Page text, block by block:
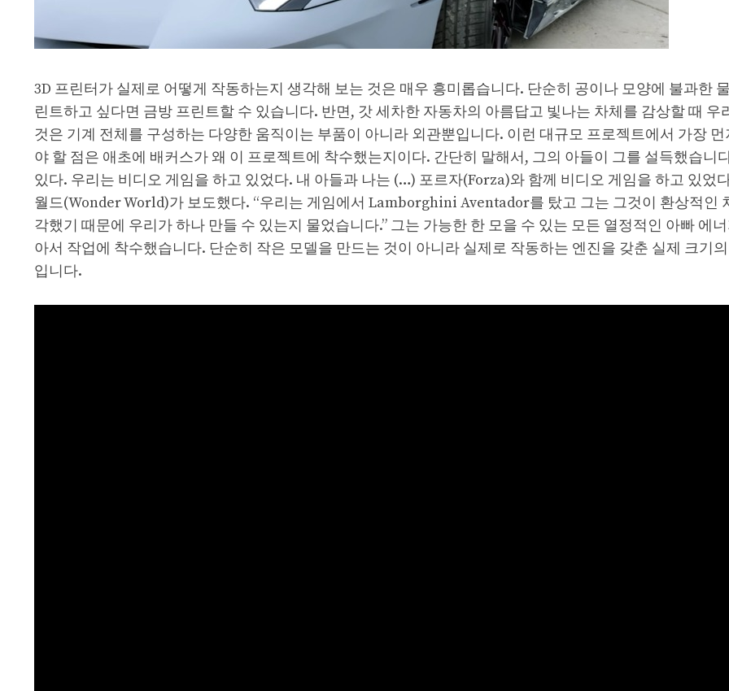
3D 프린터가 실제로 어떻게 작동하는지 생각해 보는 것은 매우 흥미롭습니다. 단순히 공이나 모양에 불과한
린트하고 싶다면 금방 프린트할 수 있습니다. 반면, 갓 세차한 자동차의 아름답고 빛나는 차체를 감상할 때 우
것은 기계 전체를 구성하는 다양한 움직이는 부품이 아니라 외관뿐입니다. 이런 대규모 프로젝트에서 가장 먼
야 할 점은 애초에 배커스가 왜 이 프로젝트에 착수했는지이다. 간단히 말해서, 그의 아들이 그를 설득했습니
있다. 우리는 비디오 게임을 하고 있었다. 내 아들과 나는 (…) 포르자(Forza)와 함께 비디오 게임을 하고 있었
월드(Wonder World)가 보도했다. “우리는 게임에서 Lamborghini Aventador를 탔고 그는 그것이 환상적인
각했기 때문에 우리가 하나 만들 수 있는지 물었습니다.” 그는 가능한 한 모을 수 있는 모든 열정적인 아빠 에
아서 작업에 착수했습니다. 단순히 작은 모델을 만드는 것이 아니라 실제로 작동하는 엔진을 갖춘 실제 크기
입니다.